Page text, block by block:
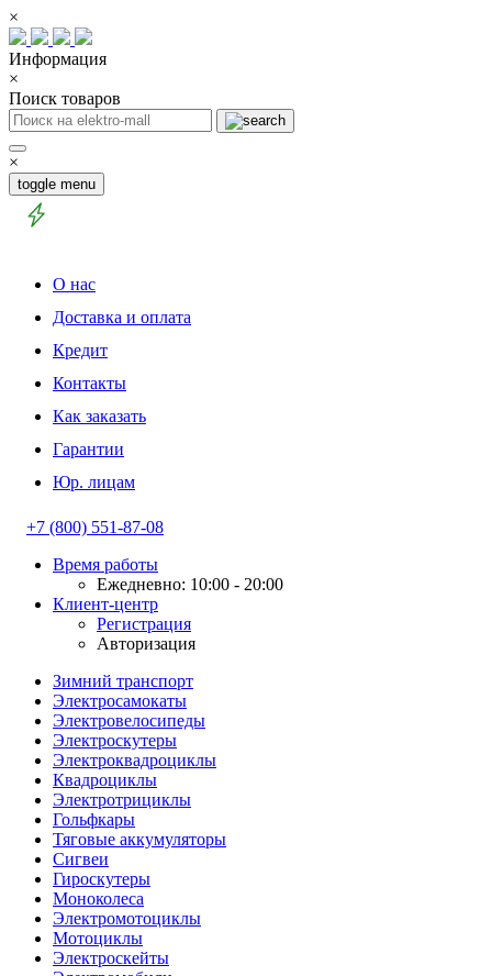
×
Информация
×
Поиск товаров
×
toggle menu
О нас
Доставка и оплата
Кредит
Контакты
Как заказать
Гарантии
Юр. лицам
+7 (800) 551-87-08
Время работы
Ежедневно: 10:00 - 20:00
Клиент-центр
Регистрация
Авторизация
Зимний транспорт
Электросамокаты
Электровелосипеды
Электроскутеры
Электроквадроциклы
Квадроциклы
Электротрициклы
Гольфкары
Тяговые аккумуляторы
Сигвеи
Гироскутеры
Моноколеса
Электромотоциклы
Мотоциклы
Электроскейты